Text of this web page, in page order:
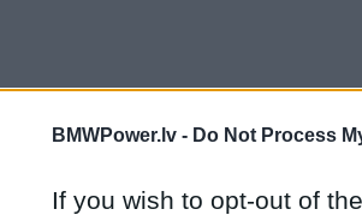
BMWPower.lv - Do Not Process
If you wish to opt-out of